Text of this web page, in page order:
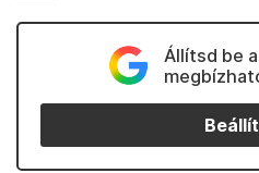
Állítsd be